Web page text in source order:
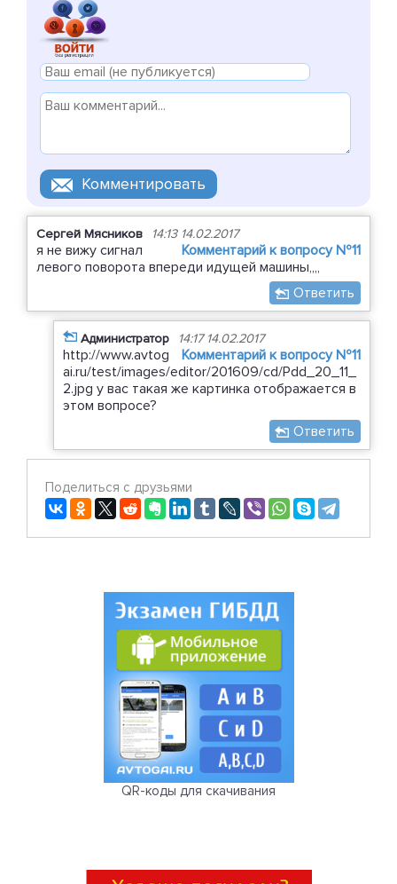
Сергей Мясников 14:13 14.02.2017
Комментарий к вопросу №11
я не вижу сигнал
левого поворота впереди идущей машины,,,,
Ответить
Администратор 14:17 14.02.2017
Комментарий к вопросу №11
http://www.avtog
ai.ru/test/images/editor/201609/cd/Pdd_20_11_
2.jpg у вас такая же картинка отображается в
этом вопросе?
Ответить
Поделиться с друзьями
QR-коды для скачивания